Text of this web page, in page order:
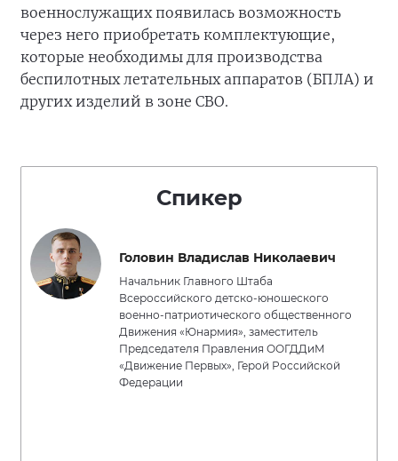
военнослужащих появилась возможность
через него приобретать комплектующие,
которые необходимы для производства
беспилотных летательных аппаратов (БПЛА) и
других изделий в зоне СВО.
Спикер
Головин Владислав Николаевич
Начальник Главного Штаба
Всероссийского детско-юношеского
военно-патриотического общественного
Движения «Юнармия», заместитель
Председателя Правления ООГДДиМ
«Движение Первых», Герой Российской
Федерации